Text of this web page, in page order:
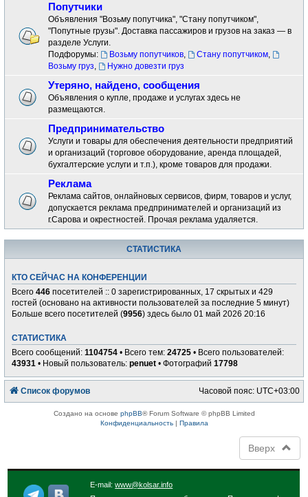
Попутчики
Объявления "Возьму попутчика", "Стану попутчиком",
"Попутные грузы". Доставка пассажиров и грузов на заказ — в
разделе Услуги.
Подфорумы:
Возьму попутчиков, Стану попутчиком,
Возьму груз, Нужно довезти груз
Утеряно, найдено, сообщения
Объявления о купле, продаже и услугах здесь не
размещаются.
Предпринимательство
Услуги и товары для обеспечения деятельности предприятий
и организаций (торговое оборудование, аренда площадей,
бухгалтерские услуги и т.п.), кроме товаров для продажи.
Реклама
Реклама сайтов, онлайновых сервисов, фирм, товаров и услуг,
допускается реклама предпринимателей и организаций из
г.Сарова и окрестностей. Прочая реклама удаляется.
СТАТИСТИКА
КТО СЕЙЧАС НА КОНФЕРЕНЦИИ
Всего446 посетителей :: 0 зарегистрированных, 17 скрытых и 429
гостей (основано на активности пользователей за последние 5 минут)
Больше всего посетителей (9956) здесь было 01 май 2026 20:16
СТАТИСТИКА
Всего сообщений:1104754 • Всего тем:24725 • Всего пользователей:
43931 • Новый пользователь:penuet • Фотографий17798
Список форумов Часовой пояс: UTC+03:00
Создано на основе phpBB® Forum Software © phpBB Limited
Конфиденциальность| Правила
Вверх
E-mail:www@kolsar.info